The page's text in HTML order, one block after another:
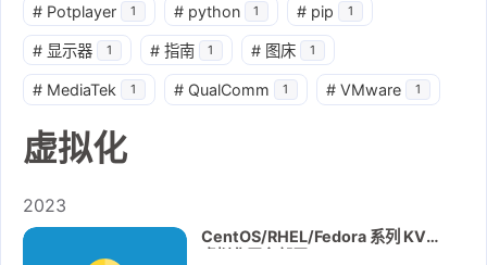
# Potplayer 1 # python 1 # pip 1
# 显示器 1 # 指南 1 # 图床 1
# MediaTek 1 # QualComm 1 # VMware 1
虚拟化
2023
CentOS/RHEL/Fedora 系列 KVM